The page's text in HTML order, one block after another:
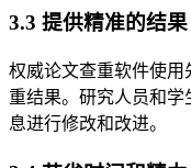
3.3 提供精准的结果
权威论文查重软件使
重结果。研究人员和
息进行修改和改进。